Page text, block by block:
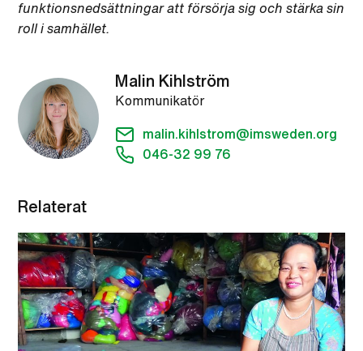
funktionsnedsättningar att försörja sig och stärka sin
roll i samhället.
Malin Kihlström
Kommunikatör
malin.kihlstrom@imsweden.org
046-32 99 76
Relaterat